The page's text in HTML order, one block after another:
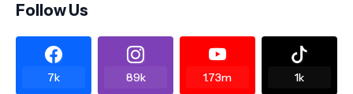
Follow Us
7k 89k 1.73m 1k